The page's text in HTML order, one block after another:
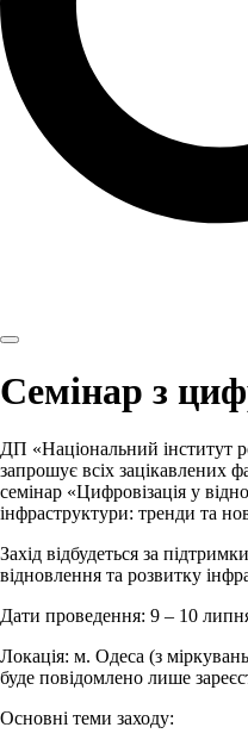
Семінар з
ДП «Національний інститут
запрошує всіх зацікавлених
семінар «Цифровізація у
інфраструктури: тренди та
Захід відбудеться за
відновлення та розвитку
Дати проведення: 9 – 10
Локація: м. Одеса (з
буде повідомлено лише
Основні теми заходу: